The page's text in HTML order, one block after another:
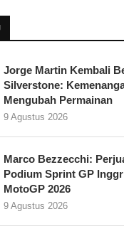
Jorge Martin Kembali
Silverstone:
Mengubah Permainan
9 Agustus 2026
Marco Bezzecchi:
Podium Sprint GP
MotoGP 2026
9 Agustus 2026